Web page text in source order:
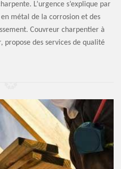
L’urgence s’explique par
métal de la corrosion et des
Couvreur charpentier à
propose des services de qualité